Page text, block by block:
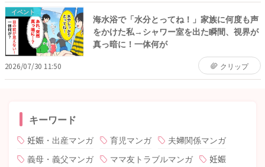
イベント
海水浴で「水分とってね！」家族に何度も声
をかけた私→シャワー室を出た瞬間、視界が
真っ暗に！一体何が
2026/07/30 11:50 クリップ
キーワード
妊娠・出産マンガ 育児マンガ
夫婦関係マンガ
義母・義父マンガ
ママ友トラブルマンガ
妊娠